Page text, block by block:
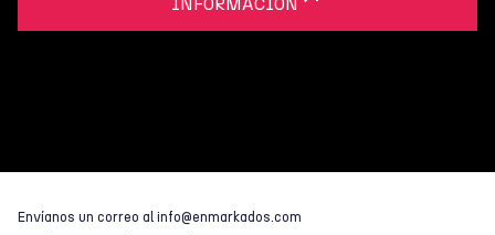
INFORMACIÓN
Envíanos un correo al info@enmarkados.com